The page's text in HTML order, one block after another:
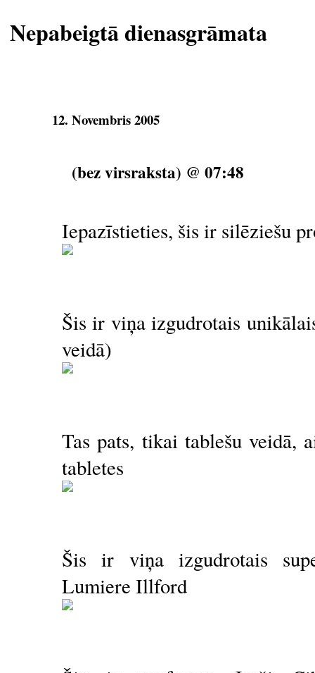
Nepabeigtā dienasgrāmata
12. Novembris 2005
(bez virsraksta) @ 07:48
Iepazīstieties, šis ir silēziešu
Šis ir viņa izgudrotais
veidā)
Tas pats, tikai tablešu veidā,
tabletes
Šis ir viņa izgudrotais
Lumiere Illford